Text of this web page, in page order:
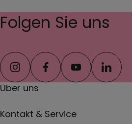
Folgen Sie uns
instagramfacebookyoutubelinkedin
Über uns
Kontakt & Service